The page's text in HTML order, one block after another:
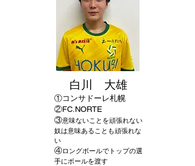
白川 大雄
①コンサドーレ札幌
②FC.NORTE
​③意味ないことを頑張れない
奴は意味あることも頑張れな
い
④ロングボールでトップの選
手にボールを渡す